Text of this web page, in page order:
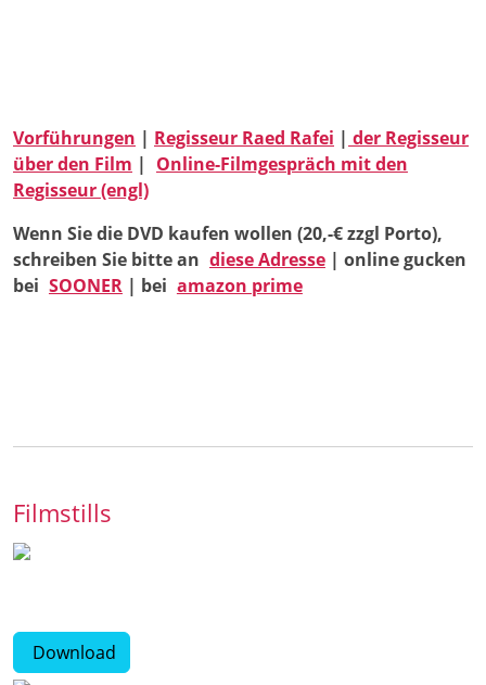
Vorführungen | Regisseur Raed Rafei | der Regisseur
über den Film | Online-Filmgespräch mit den
Regisseur (engl)
Wenn Sie die DVD kaufen wollen (20,-€ zzgl Porto),
schreiben Sie bitte an diese Adresse| online gucken
bei SOONER| bei amazon prime
Filmstills
Download